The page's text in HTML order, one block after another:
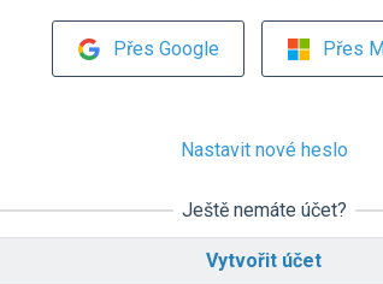
Přes Google Přes
Nastavit nové heslo
Ještě nemáte účet?
Vytvořit účet